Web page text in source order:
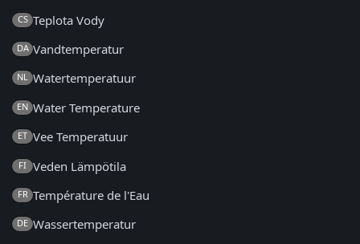
CS Teplota Vody
DA Vandtemperatur
NL Watertemperatuur
EN Water Temperature
ET Vee Temperatuur
FI Veden Lämpötila
FR Température de l'Eau
DE Wassertemperatur